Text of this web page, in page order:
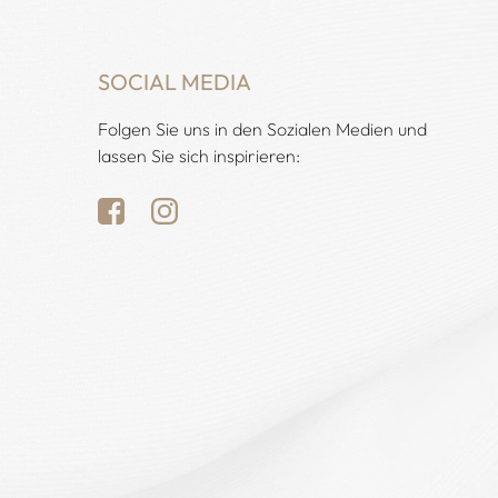
SOCIAL MEDIA
Folgen Sie uns in den Sozialen Medien und
lassen Sie sich inspirieren: